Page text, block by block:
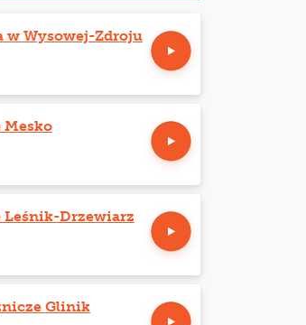
w Wysowej-Zdroju
Drzewiarz
Glinik